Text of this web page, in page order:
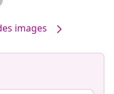
images